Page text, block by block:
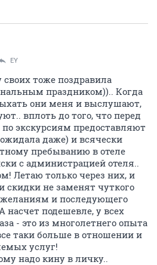
EY
тоже поздравила
праздником)).. Когда
они меня и выслушают,
вплоть до того, что перед
экскурсиям предоставляют
даже) и всячески
пребыванию в отеле
с администрацией отеля..
Летаю только через них, и
скидки не заменят чуткого
и последующего
насчет подешевле, у всех
- это из многолетнего опыта
таки больше в отношении и
услуг!
надо кину в личку..